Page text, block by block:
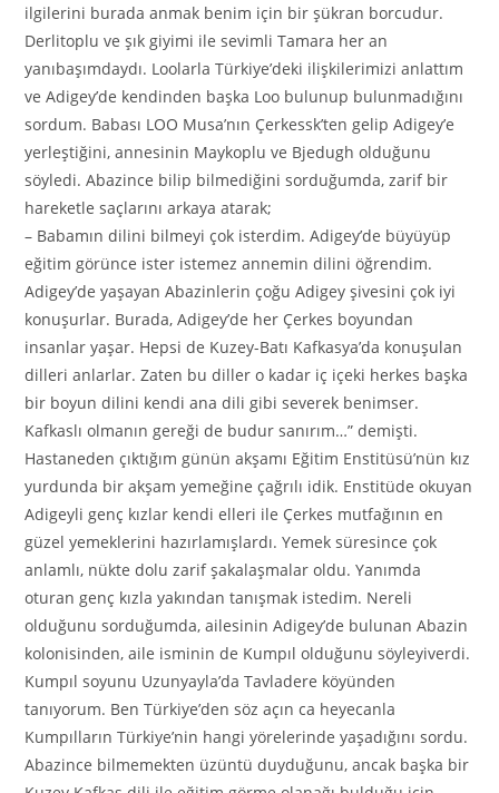
ilgilerini burada anmak benim için bir şükran borcudur.
Derlitoplu ve şık giyimi ile sevimli Tamara her an
yanıbaşımdaydı. Loolarla Türkiye’deki ilişkilerimizi anlattım
ve Adigey’de kendinden başka Loo bulunup bulunmadığını
sordum. Babası LOO Musa’nın Çerkessk’ten gelip Adigey’e
yerleştiğini, annesinin Maykoplu ve Bjedugh olduğunu
söyledi. Abazince bilip bilmediğini sorduğumda, zarif bir
hareketle saçlarını arkaya atarak;
– Babamın dilini bilmeyi çok isterdim. Adigey’de büyüyüp
eğitim görünce ister istemez annemin dilini öğrendim.
Adigey’de yaşayan Abazinlerin çoğu Adigey şivesini çok iyi
konuşurlar. Burada, Adigey’de her Çerkes boyundan
insanlar yaşar. Hepsi de Kuzey-Batı Kafkasya’da konuşulan
dilleri anlarlar. Zaten bu diller o kadar iç içeki herkes başka
bir boyun dilini kendi ana dili gibi severek benimser.
Kafkaslı olmanın gereği de budur sanırım…” demişti.
Hastaneden çıktığım günün akşamı Eğitim Enstitüsü’nün kız
yurdunda bir akşam yemeğine çağrılı idik. Enstitüde okuyan
Adigeyli genç kızlar kendi elleri ile Çerkes mutfağının en
güzel yemeklerini hazırlamışlardı. Yemek süresince çok
anlamlı, nükte dolu zarif şakalaşmalar oldu. Yanımda
oturan genç kızla yakından tanışmak istedim. Nereli
olduğunu sorduğumda, ailesinin Adigey’de bulunan Abazin
kolonisinden, aile isminin de Kumpıl olduğunu söyleyiverdi.
Kumpıl soyunu Uzunyayla’da Tavladere köyünden
tanıyorum. Ben Türkiye’den söz açın ca heyecanla
Kumpılların Türkiye’nin hangi yörelerinde yaşadığını sordu.
Abazince bilmemekten üzüntü duyduğunu, ancak başka bir